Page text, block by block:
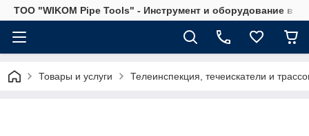
ТОО "WIKOM Pipe Tools" - Инструмент и оборудование в
Товары и услуги Телеинспекция, течеискатели и